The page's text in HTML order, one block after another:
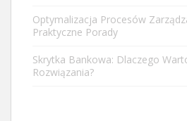
Optymalizacja Procesów
Praktyczne Porady
Skrytka Bankowa: Dlaczego
Rozwiązania?